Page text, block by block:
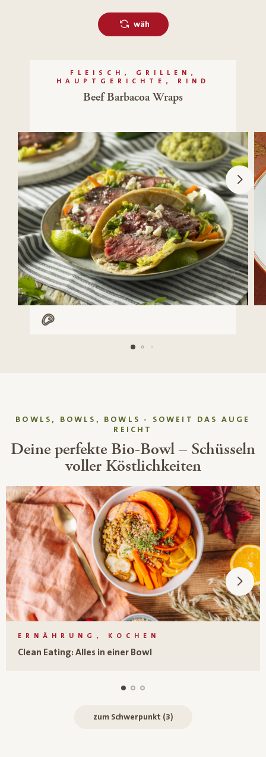
wäh
FLEISCH, GRILLEN,
HAUPTGERICHTE, RIND
Beef Barbacoa Wraps
Mit Fleisch
BOWLS, BOWLS, BOWLS - SOWEIT DAS AUGE
REICHT
Deine perfekte Bio-Bowl – Schüsseln
voller Köstlichkeiten
ERNÄHRUNG, KOCHEN
Clean Eating: Alles in einer Bowl
zum Schwerpunkt (3)